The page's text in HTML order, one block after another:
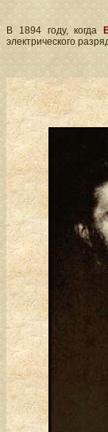
В 1894 году, когда
электрического